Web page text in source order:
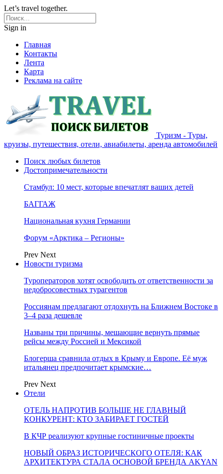
Let’s travel together.
Sign in
Главная
Контакты
Лента
Карта
Реклама на сайте
Туризм - Туры,
круизы, путешествия, отели, авиабилеты, аренда автомобилей
Поиск любых билетов
Достопримечательности
Стамбул: 10 мест, которые впечатлят ваших детей
БАГГАЖ
Национальная кухня Германии
Форум «Арктика – Регионы»
Prev Next
Новости туризма
Туроператоров хотят освободить от ответственности за
недобросовестных турагентов
Россиянам предлагают отдохнуть на Ближнем Востоке в
3–4 раза дешевле
Названы три причины, мешающие вернуть прямые
рейсы между Россией и Мексикой
Блогерша сравнила отдых в Крыму и Европе. Её муж
итальянец предпочитает крымские…
Prev Next
Отели
ОТЕЛЬ НАПРОТИВ БОЛЬШЕ НЕ ГЛАВНЫЙ
КОНКУРЕНТ: КТО ЗАБИРАЕТ ГОСТЕЙ
В КЧР реализуют крупные гостиничные проекты
НОВЫЙ ОБРАЗ ИСТОРИЧЕСКОГО ОТЕЛЯ: КАК
АРХИТЕКТУРА СТАЛА ОСНОВОЙ БРЕНДА AKYAN